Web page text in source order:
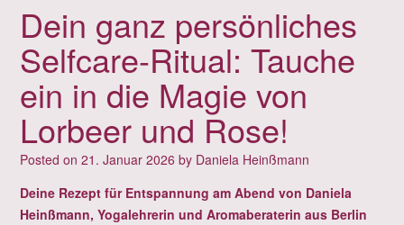
Dein ganz persönliches
Selfcare-Ritual: Tauche
ein in die Magie von
Lorbeer und Rose!
Posted on 21. Januar 2026 by Daniela Heinßmann
Deine Rezept für Entspannung am Abend von Daniela
Heinßmann, Yogalehrerin und Aromaberaterin aus Berlin